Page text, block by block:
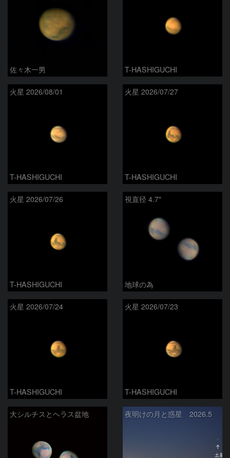
佐々木一男 T-HASHIGUCHI
火星 2026/08/01
T-HASHIGUCHI
火星 2026/07/27
T-HASHIGUCHI
火星 2026/07/26
T-HASHIGUCHI
視直径 4.7"
地球の為
火星 2026/07/24
T-HASHIGUCHI
火星 2026/07/23
T-HASHIGUCHI
大シルチスとヘラス盆地 夜明けの月と惑星 2026.5